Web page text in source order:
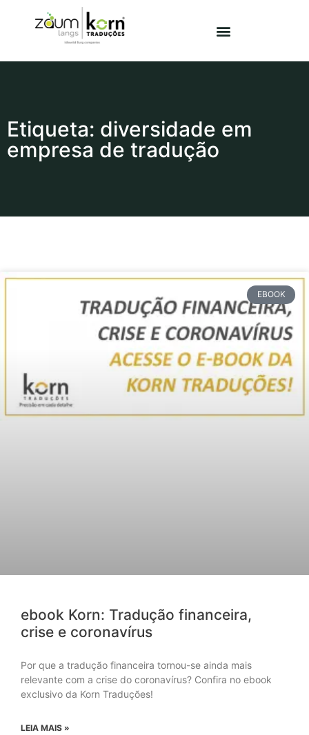
Etiqueta: diversidade em
empresa de tradução
EBOOK
ebook Korn: Tradução financeira,
crise e coronavírus
Por que a tradução financeira tornou-se ainda mais
relevante com a crise do coronavírus? Confira no ebook
exclusivo da Korn Traduções!
LEIA MAIS »